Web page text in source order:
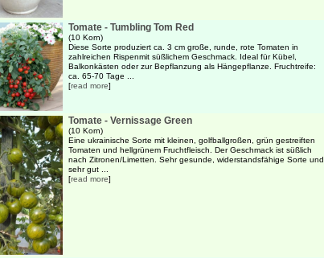
Tomate - Tumbling Tom Red
(10 Korn)
Diese Sorte produziert ca. 3 cm große, runde, rote Tomaten in
zahlreichen Rispenmit süßlichem Geschmack. Ideal für Kübel,
Balkonkästen oder zur Bepflanzung als Hängepflanze. Fruchtreife:
ca. 65-70 Tage ...
[read more]
Tomate - Vernissage Green
(10 Korn)
Eine ukrainische Sorte mit kleinen, golfballgroßen, grün gestreiften
Tomaten und hellgrünem Fruchtfleisch. Der Geschmack ist süßlich
nach Zitronen/Limetten. Sehr gesunde, widerstandsfähige Sorte und
sehr gut ...
[read more]